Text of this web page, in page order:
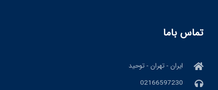
تماس باما
ایران - تهران - توحید
02166597230